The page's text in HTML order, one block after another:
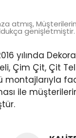
atmış,
genişletmiştir.
yılında
Çim Çit, Çit
montajlarıyla
ile